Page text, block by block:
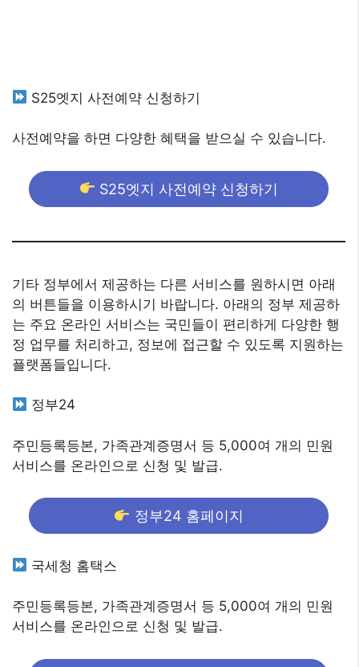
S25엣지 사전예약 신청하기
사전예약을 하면 다양한 혜택을 받으실 수 있습니다.
S25엣지 사전예약 신청하기
기타 정부에서 제공하는 다른 서비스를 원하시면 아래
의 버튼들을 이용하시기 바랍니다. 아래의 정부 제공하
는 주요 온라인 서비스는 국민들이 편리하게 다양한 행
정 업무를 처리하고, 정보에 접근할 수 있도록 지원하는
플랫폼들입니다.
정부24
주민등록등본, 가족관계증명서 등 5,000여 개의 민원
서비스를 온라인으로 신청 및 발급.
정부24 홈페이지
국세청 홈택스
주민등록등본, 가족관계증명서 등 5,000여 개의 민원
서비스를 온라인으로 신청 및 발급.